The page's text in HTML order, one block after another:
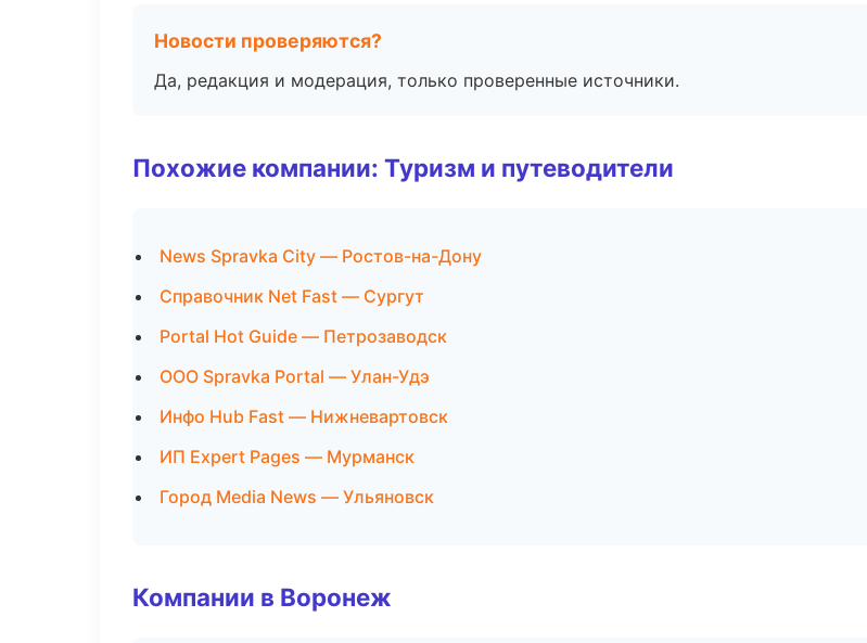
Новости проверяются?
Да, редакция и модерация, только проверенные источники.
Похожие компании: Туризм и путеводители
News Spravka City — Ростов-на-Дону
Справочник Net Fast — Сургут
Portal Hot Guide — Петрозаводск
ООО Spravka Portal — Улан-Удэ
Инфо Hub Fast — Нижневартовск
ИП Expert Pages — Мурманск
Город Media News — Ульяновск
Компании в Воронеж